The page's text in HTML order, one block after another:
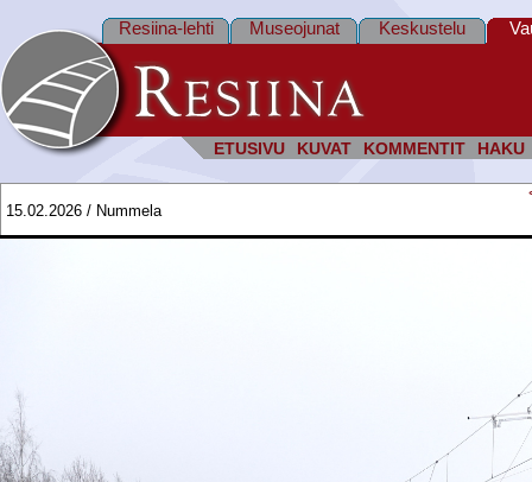
ETUSIVU KUVAT KOMMENTIT HAKU
Resiina-lehti Museojunat Keskustelu
15.02.2026 / Nummela